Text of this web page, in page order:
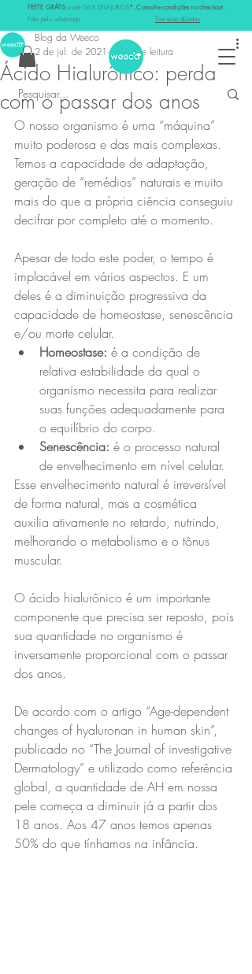
FRETE GRÁTISe até 06 X SEM JUROS*. Consulte condições no checkout.
Fale pelo whatsapp
Tire suas dúvidas
Ácido Hialurônico: perda
com o passar dos anos
Blog da Weeco
2 de jul. de 2021 2 min de leitura
O nosso organismo é uma “máquina”
muito poderosa e das mais complexas.
Temos a capacidade de adaptação,
geração de “remédios” naturais e muito
mais do que a própria ciência conseguiu
decifrar por completo até o momento.
Apesar de todo este poder, o tempo é
implacável em vários aspectos. E um
deles é a diminuição progressiva da
capacidade de homeostase, senescência
e/ou morte celular.
Homeostase: é a condição de
relativa estabilidade da qual o
organismo necessita para realizar
suas funções adequadamente para
o equilíbrio do corpo.
Senescência: é o processo natural
de envelhecimento em nível celular.
Esse envelhecimento natural é irreversível
de forma natural, mas a cosmética
auxilia ativamente no retardo, nutrindo,
melhorando o metabolismo e o tônus
muscular.
O ácido hialurônico é um importante
componente que precisa ser reposto, pois
sua quantidade no organismo é
inversamente proporcional com o passar
dos anos.
De acordo com o artigo “Age-dependent
changes of hyaluronan in human skin”,
publicado no “The Journal of investigative
Dermatology” e utilizado como referência
global, a quantidade de AH em nossa
pele começa a diminuir já a partir dos
18 anos. Aos 47 anos temos apenas
50% do que tínhamos na infância.